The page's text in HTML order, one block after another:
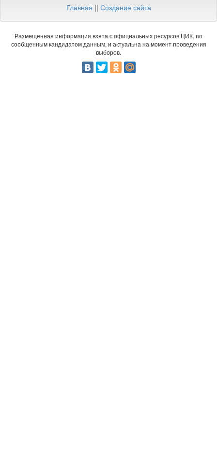
Главная || Создание сайта
Размещенная информация взята с официальных ресурсов ЦИК, по
сообщенным кандидатом данным, и актуальна на момент проведения
выборов.